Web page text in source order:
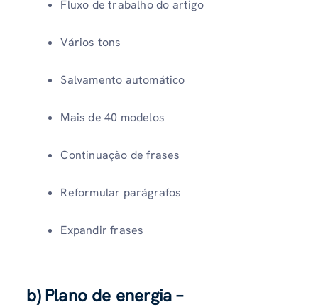
Fluxo de trabalho do artigo
Vários tons
Salvamento automático
Mais de 40 modelos
Continuação de frases
Reformular parágrafos
Expandir frases
b) Plano de energia –